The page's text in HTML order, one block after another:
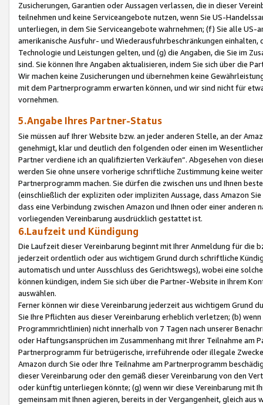
Zusicherungen, Garantien oder Aussagen verlassen, die in dieser
teilnehmen und keine Serviceangebote nutzen, wenn Sie US-
unterliegen, in dem Sie Serviceangebote wahrnehmen; (f) Sie alle
amerikanische Ausfuhr- und Wiederausfuhrbeschränkungen
Technologie und Leistungen gelten, und (g) die Angaben, die Sie im
sind. Sie können Ihre Angaben aktualisieren, indem Sie sich über die
Wir machen keine Zusicherungen und übernehmen keine
mit dem Partnerprogramm erwarten können, und wir sind nicht für
vornehmen.
5.Angabe Ihres Partner-Status
Sie müssen auf Ihrer Website bzw. an jeder anderen Stelle, an der
genehmigt, klar und deutlich den folgenden oder einen im
Partner verdiene ich an qualifizierten Verkäufen“. Abgesehen von
werden Sie ohne unsere vorherige schriftliche Zustimmung keine
Partnerprogramm machen. Sie dürfen die zwischen uns und Ihnen
(einschließlich der expliziten oder impliziten Aussage, dass Amazon
dass eine Verbindung zwischen Amazon und Ihnen oder einer
vorliegenden Vereinbarung ausdrücklich gestattet ist.
6.Laufzeit und Kündigung
Die Laufzeit dieser Vereinbarung beginnt mit Ihrer Anmeldung für die
jederzeit ordentlich oder aus wichtigem Grund durch schriftliche
automatisch und unter Ausschluss des Gerichtswegs), wobei eine
können kündigen, indem Sie sich über die Partner-Website in Ihrem
auswählen.
Ferner können wir diese Vereinbarung jederzeit aus wichtigem Grund
Sie Ihre Pflichten aus dieser Vereinbarung erheblich verletzen; (b)
Programmrichtlinien) nicht innerhalb von 7 Tagen nach unserer
oder Haftungsansprüchen im Zusammenhang mit Ihrer Teilnahme am
Partnerprogramm für betrügerische, irreführende oder illegale
Amazon durch Sie oder Ihre Teilnahme am Partnerprogramm
dieser Vereinbarung oder den gemäß dieser Vereinbarung von den
oder künftig unterliegen könnte; (g) wenn wir diese Vereinbarung mit
gemeinsam mit Ihnen agieren, bereits in der Vergangenheit, gleich